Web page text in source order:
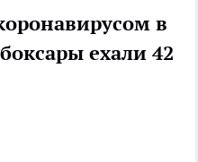
в
ехали 42